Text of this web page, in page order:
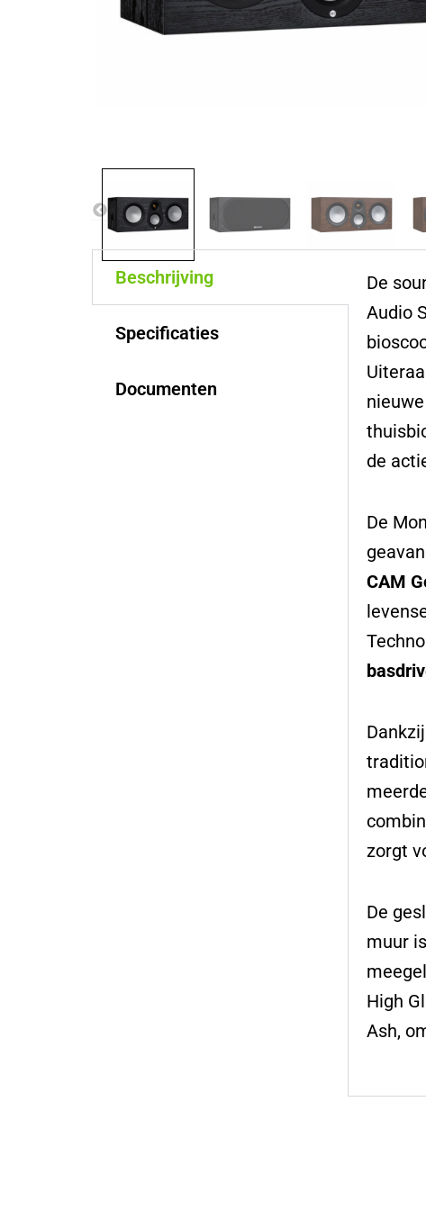
Beschrijving
Specificaties
Documenten
De
Audio
de
De
CAM
zorgt
De
muur
High
Ash,